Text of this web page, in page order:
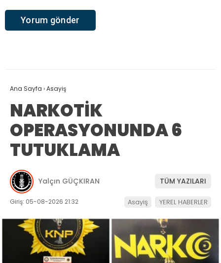
Ana Sayfa ›Asayiş
NARKOTİK
OPERASYONUNDA 6
TUTUKLAMA
Yalçın GÜÇKIRAN TÜM YAZILARI
Giriş: 05-08-2026 21:32 Asayiş YEREL HABERLER